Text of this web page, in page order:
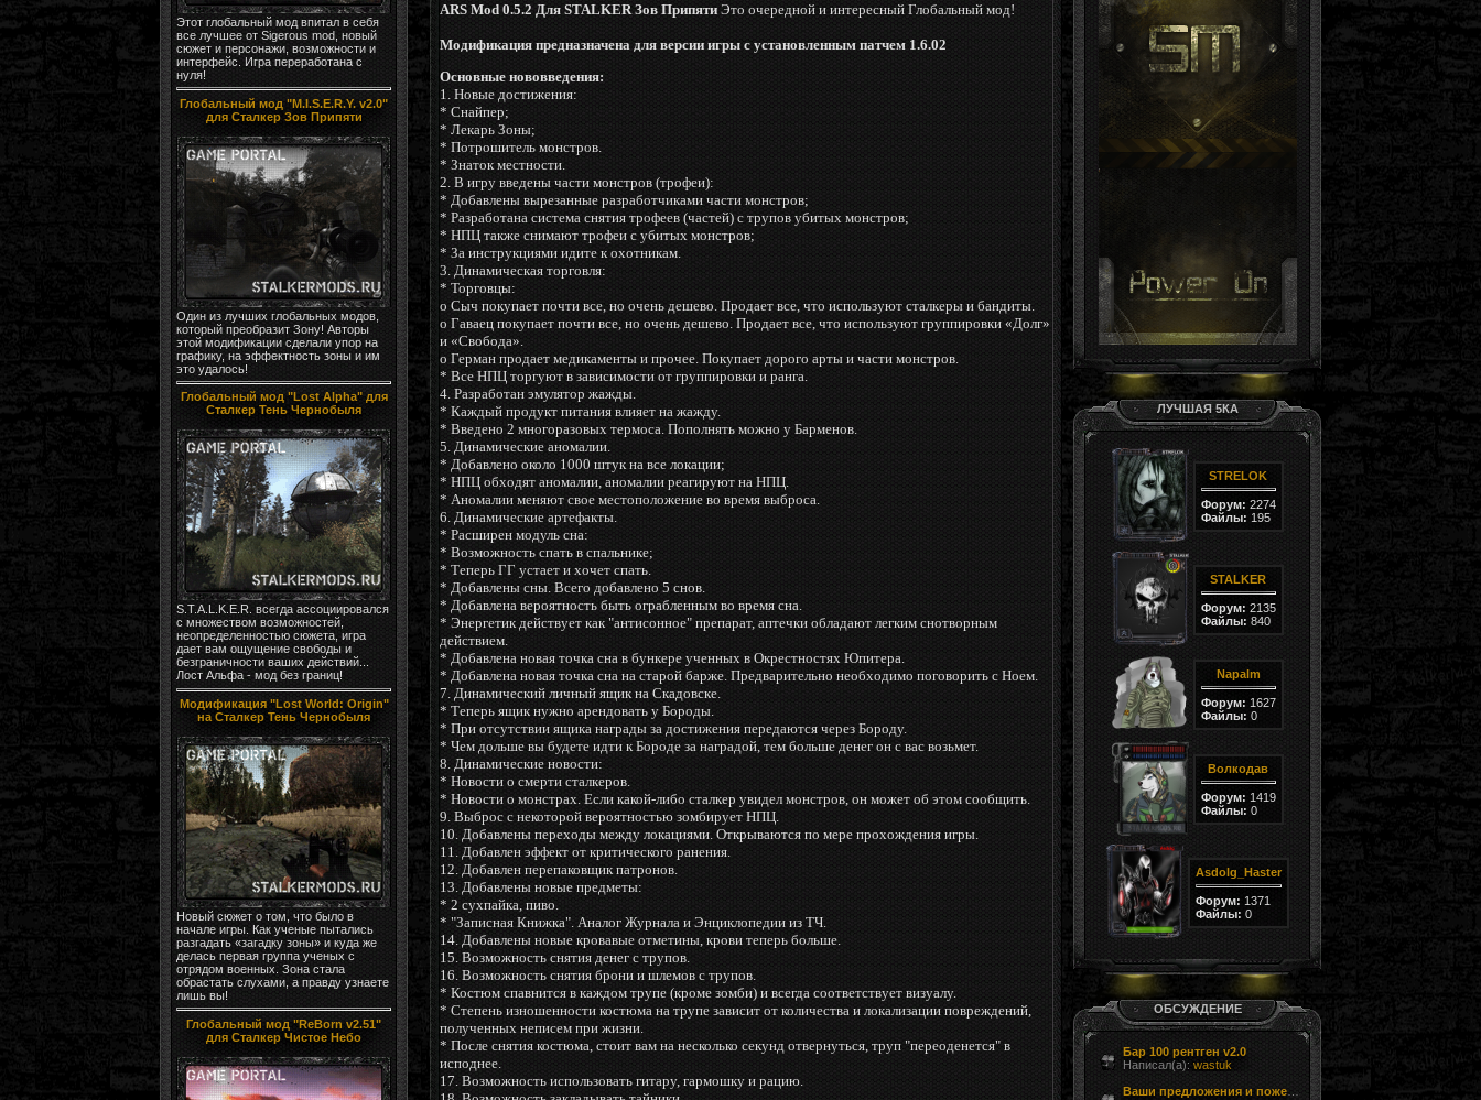
Этот глобальный мод впитал в себя
все лучшее от Sigerous mod, новый
сюжет и персонажи, возможности и
интерфейс. Игра переработана с
нуля!
Глобальный мод "M.I.S.E.R.Y. v2.0"
для Сталкер Зов Припяти
Один из лучших глобальных модов,
который преобразит Зону! Авторы
этой модификации сделали упор на
графику, на эффектность зоны и им
это удалось!
Глобальный мод "Lost Alpha" для
Сталкер Тень Чернобыля
S.T.A.L.K.E.R. всегда ассоциировался
с множеством возможностей,
неопределенностью сюжета, игра
дает вам ощущение свободы и
безграничности ваших действий...
Лост Альфа - мод без границ!
Модификация "Lost World: Origin"
на Сталкер Тень Чернобыля
Новый сюжет о том, что было в
начале игры. Как ученые пытались
разгадать «загадку зоны» и куда же
делась первая группа ученых с
отрядом военных. Зона стала
обрастать слухами, а правду узнаете
лишь вы!
Глобальный мод "ReBorn v2.51"
для Сталкер Чистое Небо
ARS Mod 0.5.2 Для STALKER Зов Припяти Это очередной и интересный Глобальный мод!
Модификация предназначена для версии игры с установленным патчем 1.6.02
Основные нововведения:
1. Новые достижения:
* Снайпер;
* Лекарь Зоны;
* Потрошитель монстров.
* Знаток местности.
2. В игру введены части монстров (трофеи):
* Добавлены вырезанные разработчиками части монстров;
* Разработана система снятия трофеев (частей) с трупов убитых монстров;
* НПЦ также снимают трофеи с убитых монстров;
* За инструкциями идите к охотникам.
3. Динамическая торговля:
* Торговцы:
o Сыч покупает почти все, но очень дешево. Продает все, что используют сталкеры и бандиты.
o Гаваец покупает почти все, но очень дешево. Продает все, что используют группировки «Долг»
и «Свобода».
o Герман продает медикаменты и прочее. Покупает дорого арты и части монстров.
* Все НПЦ торгуют в зависимости от группировки и ранга.
4. Разработан эмулятор жажды.
* Каждый продукт питания влияет на жажду.
* Введено 2 многоразовых термоса. Пополнять можно у Барменов.
5. Динамические аномалии.
* Добавлено около 1000 штук на все локации;
* НПЦ обходят аномалии, аномалии реагируют на НПЦ.
* Аномалии меняют свое местоположение во время выброса.
6. Динамические артефакты.
* Расширен модуль сна:
* Возможность спать в спальнике;
* Теперь ГГ устает и хочет спать.
* Добавлены сны. Всего добавлено 5 снов.
* Добавлена вероятность быть ограбленным во время сна.
* Энергетик действует как "антисонное" препарат, аптечки обладают легким снотворным
действием.
* Добавлена новая точка сна в бункере ученных в Окрестностях Юпитера.
* Добавлена новая точка сна на старой барже. Предварительно необходимо поговорить с Ноем.
7. Динамический личный ящик на Скадовске.
* Теперь ящик нужно арендовать у Бороды.
* При отсутствии ящика награды за достижения передаются через Бороду.
* Чем дольше вы будете идти к Бороде за наградой, тем больше денег он с вас возьмет.
8. Динамические новости:
* Новости о смерти сталкеров.
* Новости о монстрах. Если какой-либо сталкер увидел монстров, он может об этом сообщить.
9. Выброс с некоторой вероятностью зомбирует НПЦ.
10. Добавлены переходы между локациями. Открываются по мере прохождения игры.
11. Добавлен эффект от критического ранения.
12. Добавлен перепаковщик патронов.
13. Добавлены новые предметы:
* 2 сухпайка, пиво.
* "Записная Книжка". Аналог Журнала и Энциклопедии из ТЧ.
14. Добавлены новые кровавые отметины, крови теперь больше.
15. Возможность снятия денег с трупов.
16. Возможность снятия брони и шлемов с трупов.
* Костюм спавнится в каждом трупе (кроме зомби) и всегда соответствует визуалу.
* Степень изношенности костюма на трупе зависит от количества и локализации повреждений,
полученных неписем при жизни.
* После снятия костюма, стоит вам на несколько секунд отвернуться, труп "переоденется" в
исподнее.
17. Возможность использовать гитару, гармошку и рацию.
ЛУЧШАЯ 5КА
STRELOK
Форум: 2274
Файлы: 195
STALKER
Форум: 2135
Файлы: 840
Napalm
Форум: 1627
Файлы: 0
Волкодав
Форум: 1419
Файлы: 0
Asdolg_Haster
Форум: 1371
Файлы: 0
ОБСУЖДЕНИЕ
Бар 100 рентген v2.0
Написал(а): wastuk